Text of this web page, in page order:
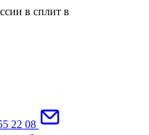
в сплит в
22 08